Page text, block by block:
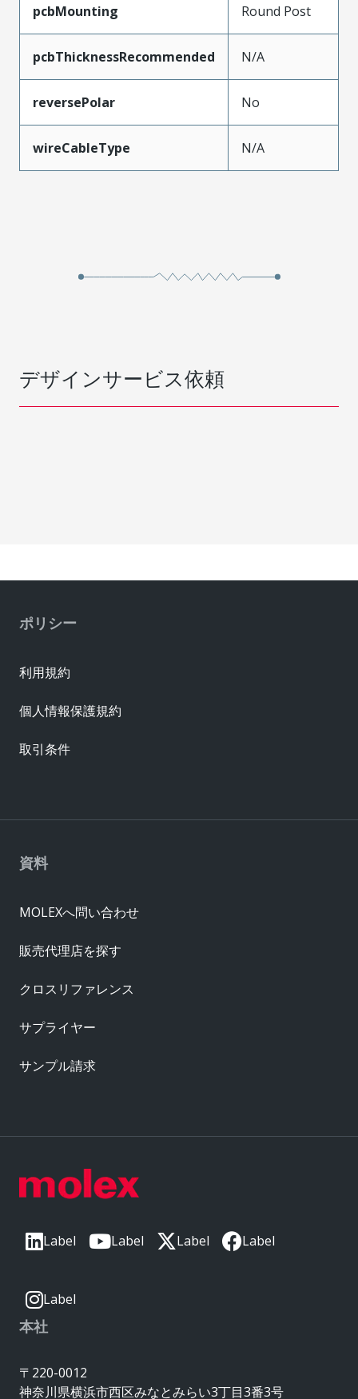
pcbMounting Round Post
pcbThicknessRecommended N/A
reversePolar No
wireCableType N/A
デザインサービス依頼
Label Label Label Label
Label
本社
〒220-0012
神奈川県横浜市西区みなとみらい3丁目3番3号
資料
MOLEXへ問い合わせ
販売代理店を探す
クロスリファレンス
サプライヤー
サンプル請求
ポリシー
利用規約
個人情報保護規約
取引条件